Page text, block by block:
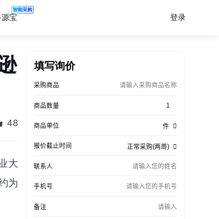
宝
智能采购
登录
48
大
为
填写询价